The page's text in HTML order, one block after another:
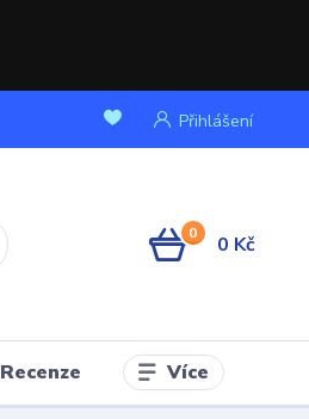
Přihlášení
0 0 Kč
Recenze Více